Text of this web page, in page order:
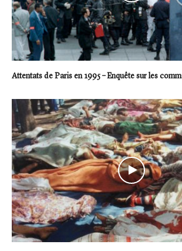
Attentats de Paris en 1995 – Enquête sur les